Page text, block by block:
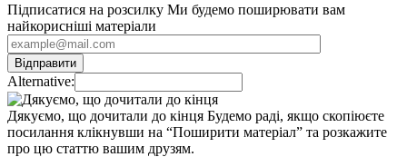
Підписатися на розсилку Ми будемо поширювати вам
найкорисніші матеріали
Alternative:
Дякуємо, що дочитали до кінця Будемо раді, якщо скопіюєте
посилання клікнувши на “Поширити матеріал” та розкажите
про цю статтю вашим друзям.